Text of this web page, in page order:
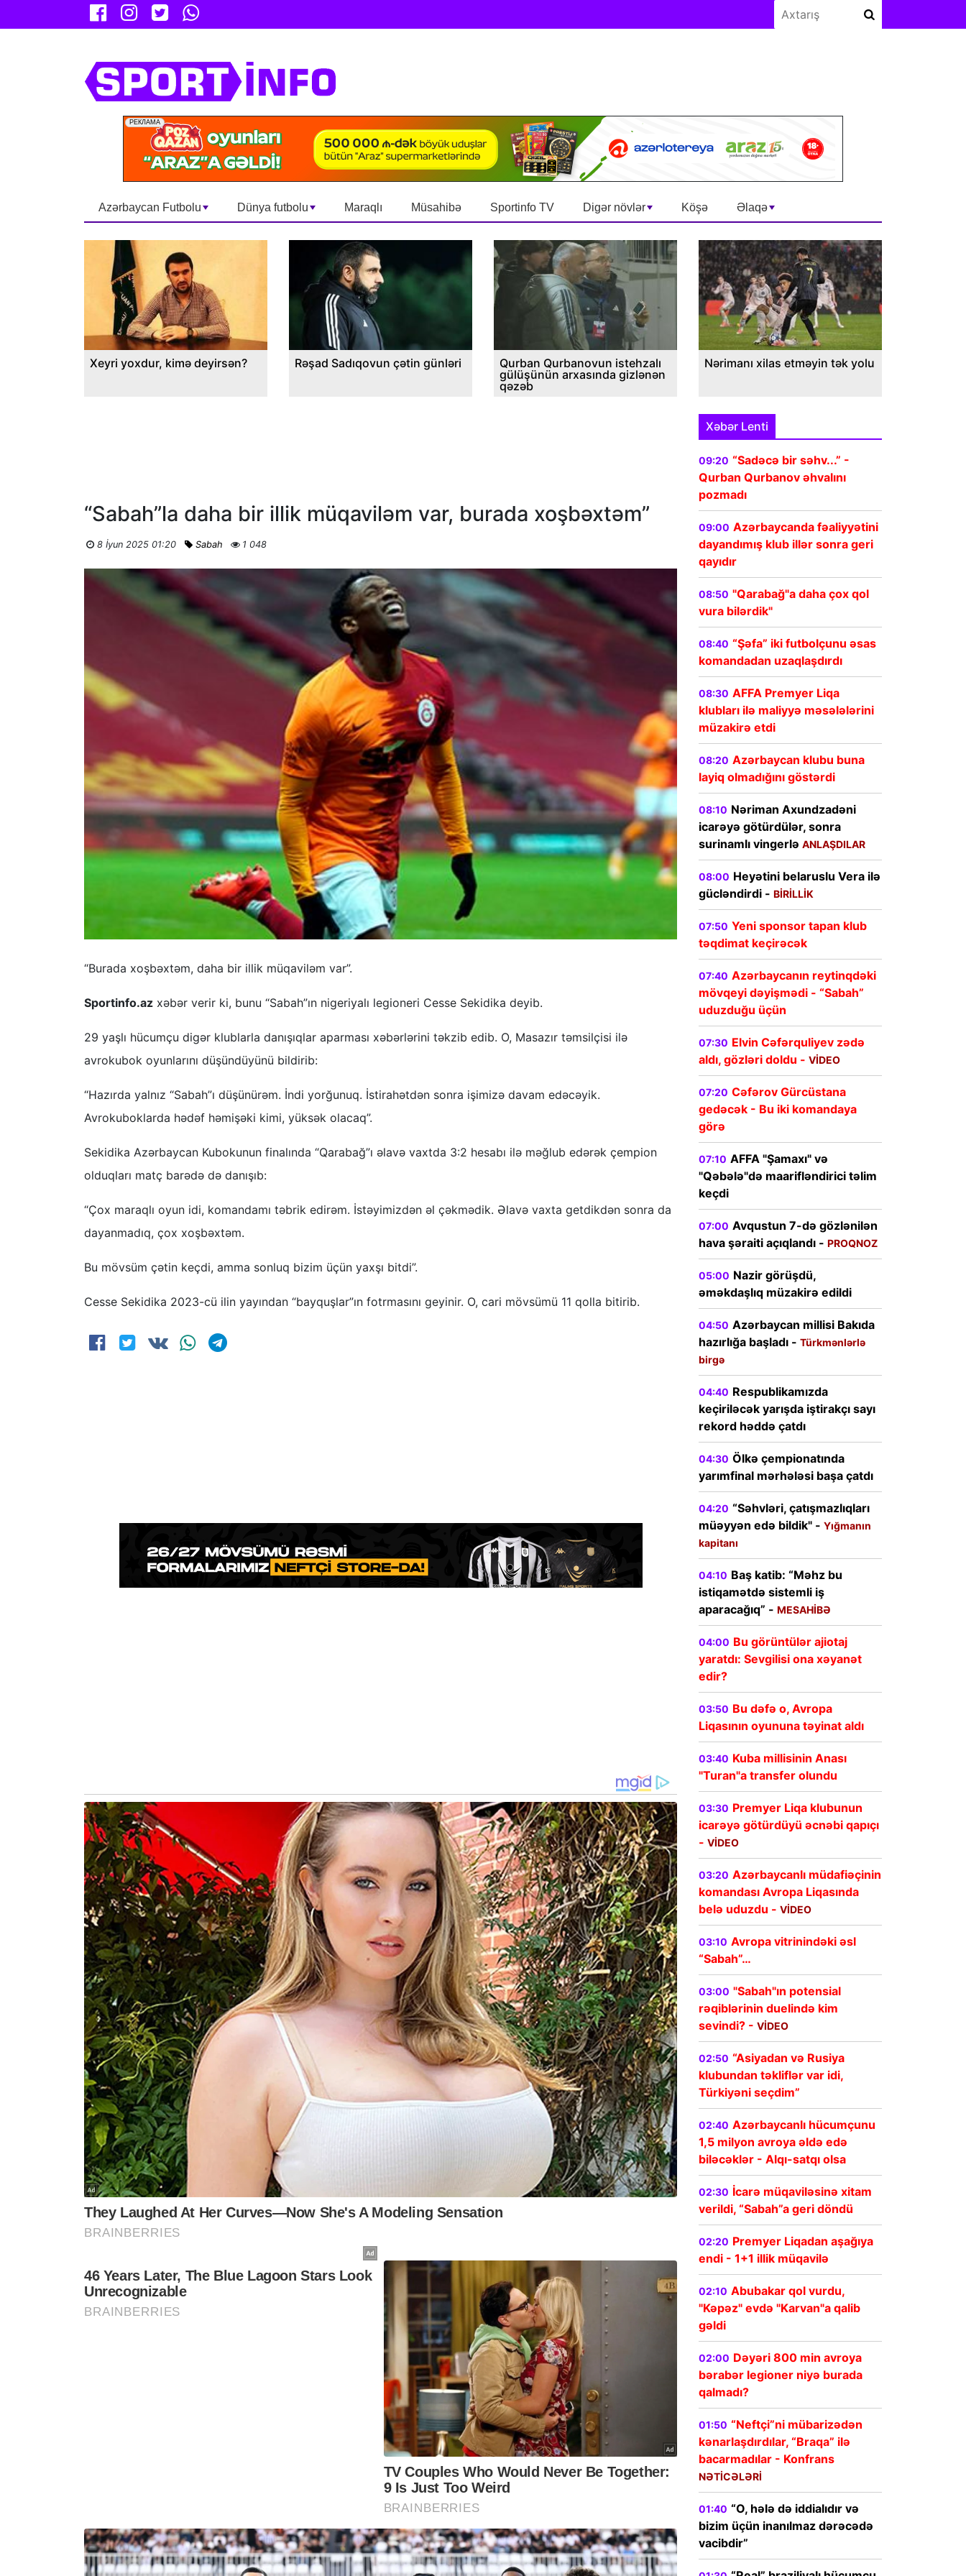
Azərbaycan Futbolu Dünya futbolu Maraqlı Müsahibə Sportinfo TV Digər növlər Köşə Əlaqə
Xeyri yoxdur, kimə deyirsən? Rəşad Sadıqovun çətin günləri
Qurban Qurbanovun istehzalı
gülüşünün arxasında gizlənən
qəzəb
Nərimanı xilas etməyin tək yolu
“Sabah”la daha bir illik müqaviləm var, burada xoşbəxtəm”
8 İyun 2025 01:20 Sabah 1 048
“Burada xoşbəxtəm, daha bir illik müqaviləm var”.
Sportinfo.az xəbər verir ki, bunu “Sabah”ın nigeriyalı legioneri Cesse Sekidika deyib.
29 yaşlı hücumçu digər klublarla danışıqlar aparması xəbərlərini təkzib edib. O, Masazır təmsilçisi ilə
avrokubok oyunlarını düşündüyünü bildirib:
“Hazırda yalnız “Sabah”ı düşünürəm. İndi yorğunuq. İstirahətdən sonra işimizə davam edəcəyik.
Avrokuboklarda hədəf həmişəki kimi, yüksək olacaq”.
Sekidika Azərbaycan Kubokunun finalında “Qarabağ”ı əlavə vaxtda 3:2 hesabı ilə məğlub edərək çempion
olduqları matç barədə də danışıb:
“Çox maraqlı oyun idi, komandamı təbrik edirəm. İstəyimizdən əl çəkmədik. Əlavə vaxta getdikdən sonra da
dayanmadıq, çox xoşbəxtəm.
Bu mövsüm çətin keçdi, amma sonluq bizim üçün yaxşı bitdi”.
Cesse Sekidika 2023-cü ilin yayından “bayquşlar”ın fotrmasını geyinir. O, cari mövsümü 11 qolla bitirib.
Xəbər Lenti
09:20 “Sadəcə bir səhv...” -
Qurban Qurbanov əhvalını
pozmadı
09:00 Azərbaycanda fəaliyyətini
dayandımış klub illər sonra geri
qayıdır
08:50 "Qarabağ"a daha çox qol
vura bilərdik"
08:40 “Şəfa” iki futbolçunu əsas
komandadan uzaqlaşdırdı
08:30 AFFA Premyer Liqa
klubları ilə maliyyə məsələlərini
müzakirə etdi
08:20 Azərbaycan klubu buna
layiq olmadığını göstərdi
08:10 Nəriman Axundzadəni
icarəyə götürdülər, sonra
surinamlı vingerlə ANLAŞDILAR
08:00 Heyətini belaruslu Vera ilə
gücləndirdi - BİRİLLİK
07:50 Yeni sponsor tapan klub
təqdimat keçirəcək
07:40 Azərbaycanın reytinqdəki
mövqeyi dəyişmədi - “Sabah”
uduzduğu üçün
07:30 Elvin Cəfərquliyev zədə
aldı, gözləri doldu - VİDEO
07:20 Cəfərov Gürcüstana
gedəcək - Bu iki komandaya
görə
07:10 AFFA "Şamaxı" və
"Qəbələ"də maarifləndirici təlim
keçdi
07:00 Avqustun 7-də gözlənilən
hava şəraiti açıqlandı - PROQNOZ
05:00 Nazir görüşdü,
əməkdaşlıq müzakirə edildi
04:50 Azərbaycan millisi Bakıda
hazırlığa başladı - Türkmənlərlə
birgə
04:40 Respublikamızda
keçiriləcək yarışda iştirakçı sayı
rekord həddə çatdı
04:30 Ölkə çempionatında
yarımfinal mərhələsi başa çatdı
04:20 “Səhvləri, çatışmazlıqları
müəyyən edə bildik" - Yığmanın
kapitanı
04:10 Baş katib: “Məhz bu
istiqamətdə sistemli iş
aparacağıq” - MESAHİBƏ
04:00 Bu görüntülər ajiotaj
yaratdı: Sevgilisi ona xəyanət
edir?
03:50 Bu dəfə o, Avropa
Liqasının oyununa təyinat aldı
03:40 Kuba millisinin Anası
"Turan"a transfer olundu
03:30 Premyer Liqa klubunun
icarəyə götürdüyü əcnəbi qapıçı
- VİDEO
03:20 Azərbaycanlı müdafiəçinin
komandası Avropa Liqasında
belə uduzdu - VİDEO
03:10 Avropa vitrinindəki əsl
“Sabah”…
03:00 "Sabah"ın potensial
rəqiblərinin duelində kim
sevindi? - VİDEO
02:50 “Asiyadan və Rusiya
klubundan təkliflər var idi,
Türkiyəni seçdim”
02:40 Azərbaycanlı hücumçunu
1,5 milyon avroya əldə edə
biləcəklər - Alqı-satqı olsa
02:30 İcarə müqaviləsinə xitam
verildi, “Sabah”a geri döndü
02:20 Premyer Liqadan aşağıya
endi - 1+1 illik müqavilə
02:10 Abubakar qol vurdu,
"Kəpəz" evdə "Karvan"a qalib
gəldi
02:00 Dəyəri 800 min avroya
bərabər legioner niyə burada
qalmadı?
01:50 “Neftçi”ni mübarizədən
kənarlaşdırdılar, “Braqa” ilə
bacarmadılar - Konfrans
NƏTİCƏLƏRİ
01:40 “O, hələ də iddialıdır və
bizim üçün inanılmaz dərəcədə
vacibdir”